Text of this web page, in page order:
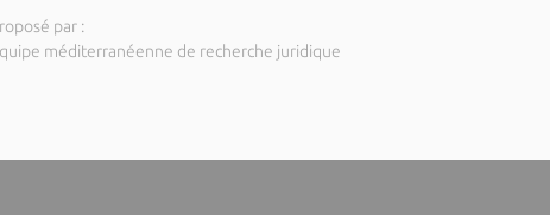
par :
méditerranéenne de recherche juridique